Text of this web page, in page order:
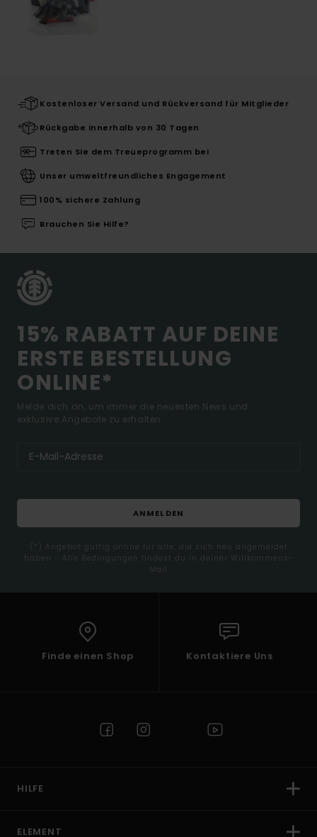
Kostenloser Versand und Rückversand für Mitglieder
Rückgabe innerhalb von 30 Tagen
Treten Sie dem Treueprogramm bei
Unser umweltfreundliches Engagement
100% sichere Zahlung
Brauchen Sie Hilfe?
15% RABATT AUF DEINE
ERSTE BESTELLUNG
ONLINE*
Melde dich an, um immer die neuesten News und
exklusive Angebote zu erhalten.
ANMELDEN
(*) Angebot gültig online für alle, die sich neu angemeldet
haben - Alle Bedingungen findest du in deiner Willkommens-
Mail
Finde einen Shop Kontaktiere Uns
HILFE
ELEMENT